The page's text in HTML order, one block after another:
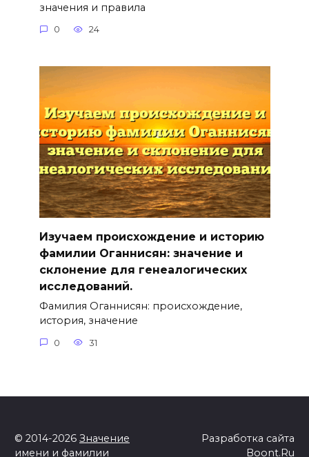
значения и правила
0 24
Изучаем происхождение и историю
фамилии Оганнисян: значение и
склонение для генеалогических
исследований.
Фамилия Оганнисян: происхождение,
история, значение
0 31
© 2014-2026 Значение
имени и фамилии
Разработка сайта
Boont.Ru